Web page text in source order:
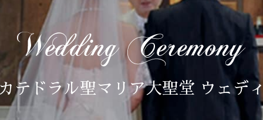
テドラル聖マリア大聖堂 ウェデ